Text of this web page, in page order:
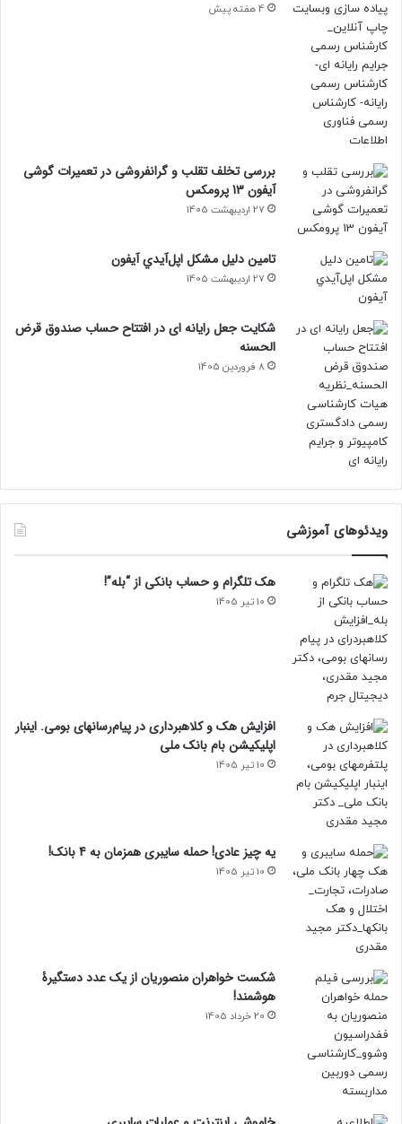
4 هفته پیش
بررسی تخلف تقلب و گرانفروشی در تعمیرات گوشی
آیفون 13 پرومکس
27 اردیبهشت 1405
تامين دليل مشکل اپل‌آيدي آيفون
27 اردیبهشت 1405
شکایت جعل رایانه ای در افتتاح حساب صندوق قرض
الحسنه
8 فروردین 1405
ویدئوهای آموزشی
هک تلگرام و حساب بانکی از “بله”!
10 تیر 1405
افزایش هک و کلاهبرداری در پیام‌رسانهای بومی. اینبار
اپلیکیشن بام‌ بانک ملی
10 تیر 1405
یه چیز عادی! حمله سایبری همزمان به 4 بانک!
10 تیر 1405
شکست خواهران منصوریان از یک عدد دستگیرۀ
هوشمند!
20 خرداد 1405